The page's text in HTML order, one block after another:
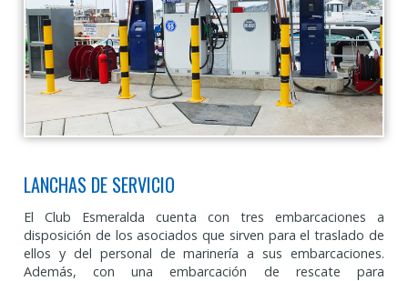
LANCHAS DE SERVICIO
El Club Esmeralda cuenta con tres embarcaciones a
disposición de los asociados que sirven para el traslado de
ellos y del personal de marinería a sus embarcaciones.
Además, con una embarcación de rescate para